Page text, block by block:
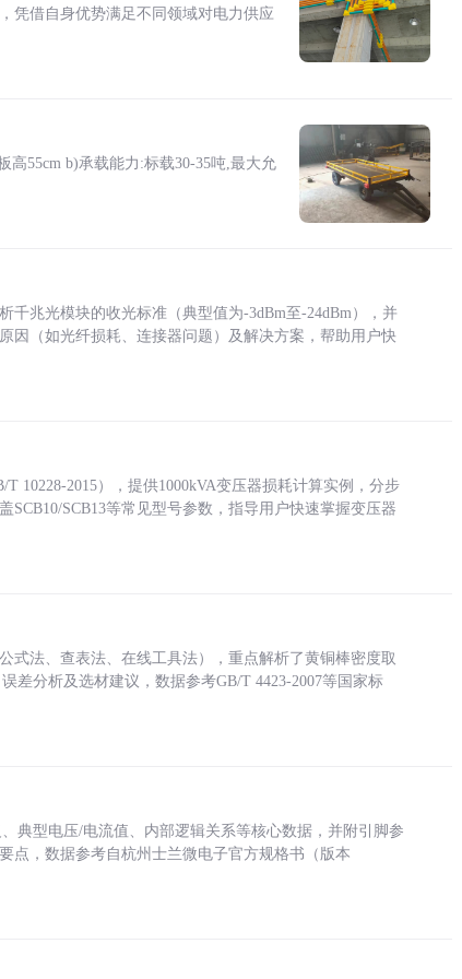
凭借自身优势满足不同领域对电力供应
高55cm b)承载能力:标载30-35吨,最大允
兆光模块的收光标准（典型值为-3dBm至-24dBm），并
因（如光纤损耗、连接器问题）及解决方案，帮助用户快
10228-2015），提供1000kVA变压器损耗计算实例，分步
SCB13等常见型号参数，指导用户快速掌握变压器
式法、查表法、在线工具法），重点解析了黄铜棒密度取
差分析及选材建议，数据参考GB/T 4423-2007等国家标
典型电压/电流值、内部逻辑关系等核心数据，并附引脚参
点，数据参考自杭州士兰微电子官方规格书（版本